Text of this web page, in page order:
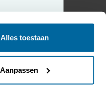
Alles toestaan
Aanpassen